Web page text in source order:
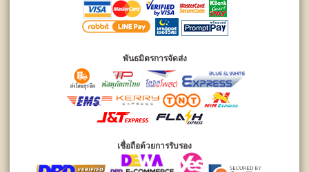
พันธมิตรการจัดส่ง
เชื่อถือด้วยการรับรอง